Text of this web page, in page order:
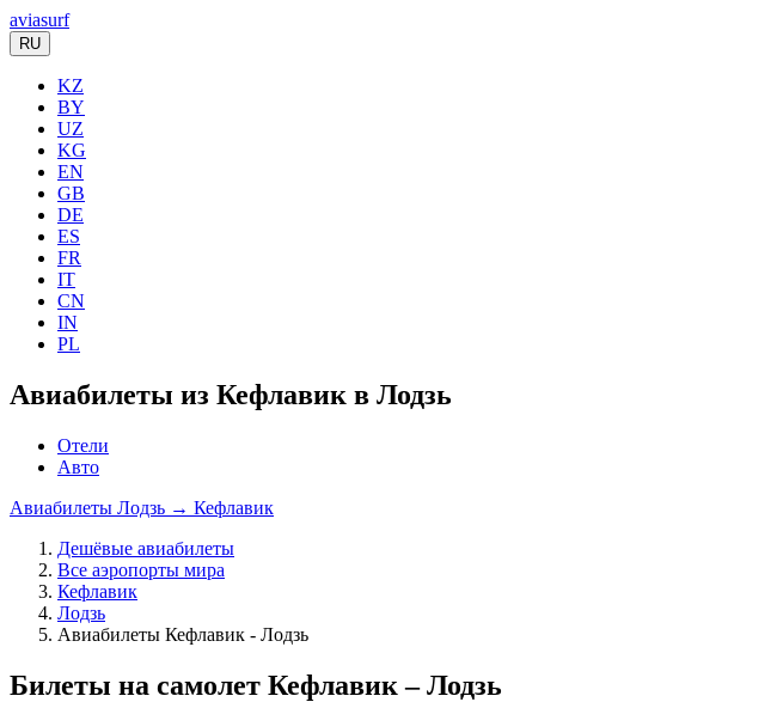
aviasurf
RU
KZ
BY
UZ
KG
EN
GB
DE
ES
FR
IT
CN
IN
PL
Авиабилеты из Кефлавик в Лодзь
Отели
Авто
Авиабилеты Лодзь → Кефлавик
Дешёвые авиабилеты
Все аэропорты мира
Кефлавик
Лодзь
Авиабилеты Кефлавик - Лодзь
Билеты на самолет Кефлавик – Лодзь